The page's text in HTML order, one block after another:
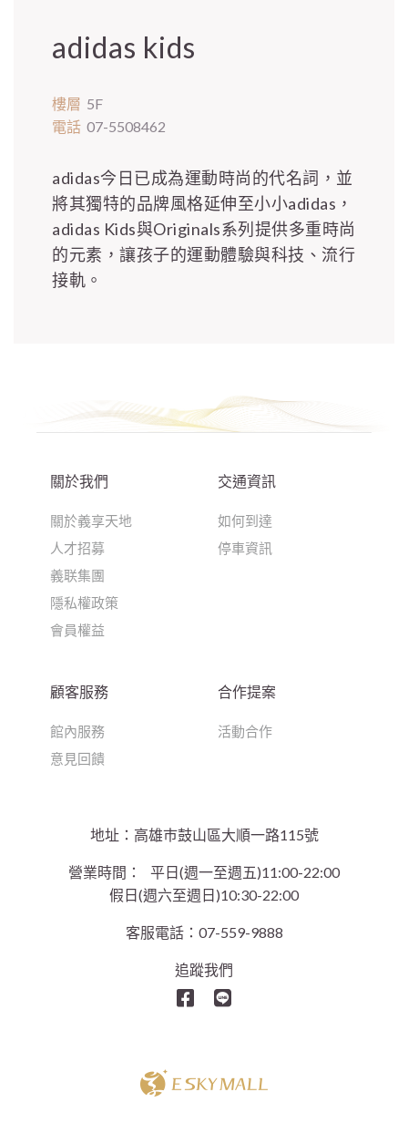
adidas kids
樓層 5F
電話 07-5508462
adidas今日已成為運動時尚的代名詞，並
將其獨特的品牌風格延伸至小小adidas，
adidas Kids與Originals系列提供多重時尚
的元素，讓孩子的運動體驗與科技、流行
接軌。
地址：高雄巿鼓山區大順一路115號
營業時間：
平日(週一至週五)11:00-22:00
假日(週六至週日)10:30-22:00
客服電話：07-559-9888
追蹤我們
關於我們
關於義享天地
人才招募
義联集團
隱私權政策
會員權益
交通資訊
如何到達
停車資訊
顧客服務
館內服務
意見回饋
合作提案
活動合作